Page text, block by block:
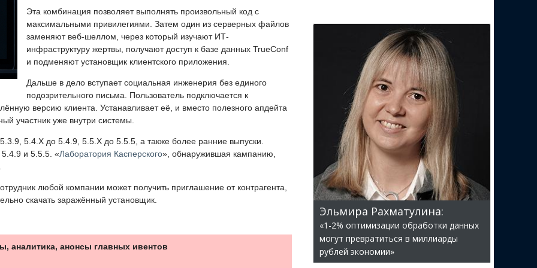
Эта комбинация позволяет выполнять произвольный код с
максимальными привилегиями. Затем один из серверных файлов
заменяют веб-шеллом, через который изучают ИТ-
инфраструктуру жертвы, получают доступ к базе данных TrueConf
и подменяют установщик клиентского приложения.
Дальше в дело вступает социальная инженерия без единого
подозрительного письма. Пользователь подключается к
версию клиента. Устанавливает её, и вместо полезного апдейта
участник уже внутри системы.
5.4.X до 5.4.9, 5.5.X до 5.5.5, а также более ранние выпуски.
и 5.5.5. «Лаборатория Касперского», обнаружившая кампанию,
любой компании может получить приглашение от контрагента,
скачать заражённый установщик.
аналитика, анонсы главных ивентов
Эльмира Рахматулина:
«1-2% оптимизации обработки данных
могут превратиться в миллиарды
рублей экономии»